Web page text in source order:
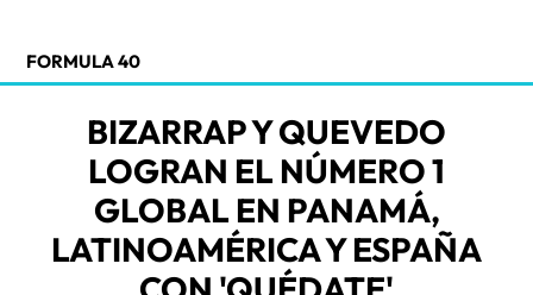
FORMULA 40
BIZARRAP Y QUEVEDO
LOGRAN EL NÚMERO 1
GLOBAL EN PANAMÁ,
LATINOAMÉRICA Y ESPAÑA